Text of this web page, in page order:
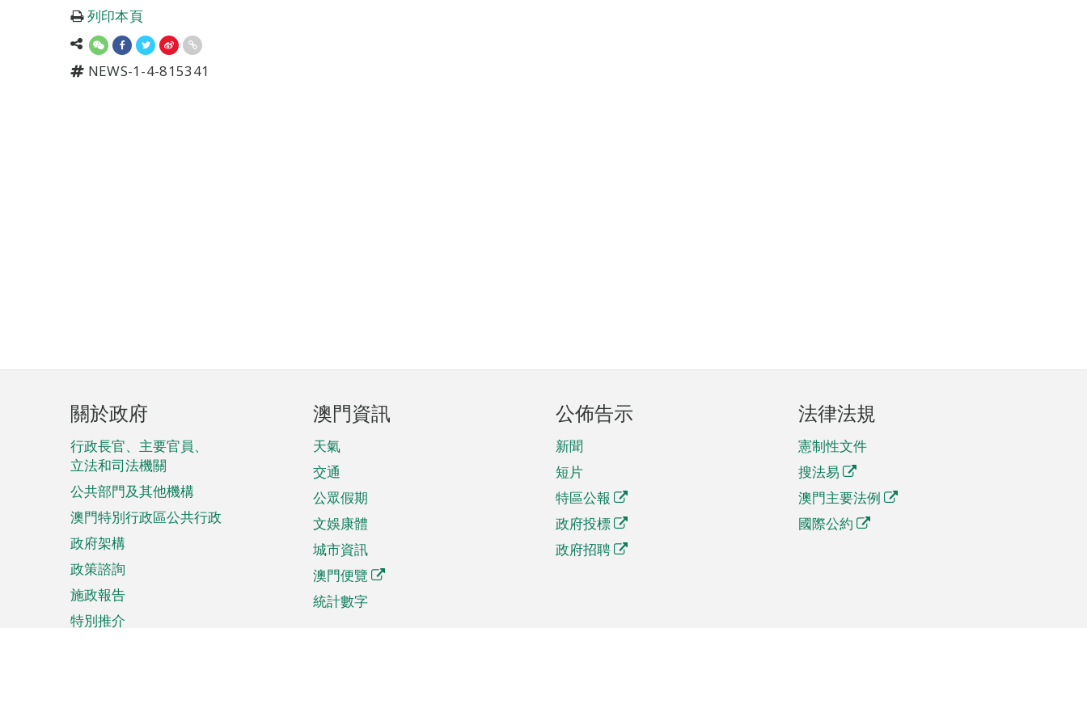
列印本頁
NEWS-1-4-815341
頁
腳
菜
單
關於政府
行政長官、主要官員、
立法和司法機關
公共部門及其他機構
澳門特別行政區公共行政
政府架構
政策諮詢
施政報告
特別推介
澳門資訊
天氣
交通
公眾假期
文娛康體
城市資訊
澳門便覽
統計數字
公佈告示
新聞
短片
特區公報
政府投標
政府招聘
法律法規
憲制性文件
搜法易
澳門主要法例
國際公約